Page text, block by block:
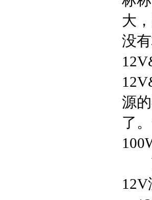
大
没
源
了
b.